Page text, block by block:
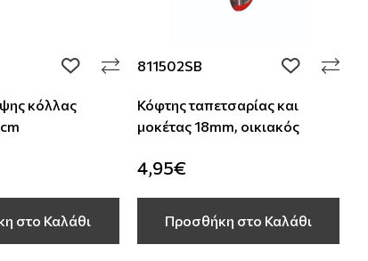
add to wishlist
κόλλας
στο Καλάθι
811502SB add to
Κόφτης ταπετσαρίας και
μοκέτας 18mm, οικιακός
4,95€
Προσθήκη στο Καλάθι